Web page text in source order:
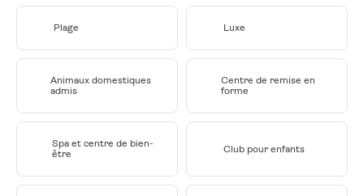
Plage Luxe
Animaux domestiques
admis
Centre de remise en
forme
Spa et centre de bien-
être
Club pour enfants